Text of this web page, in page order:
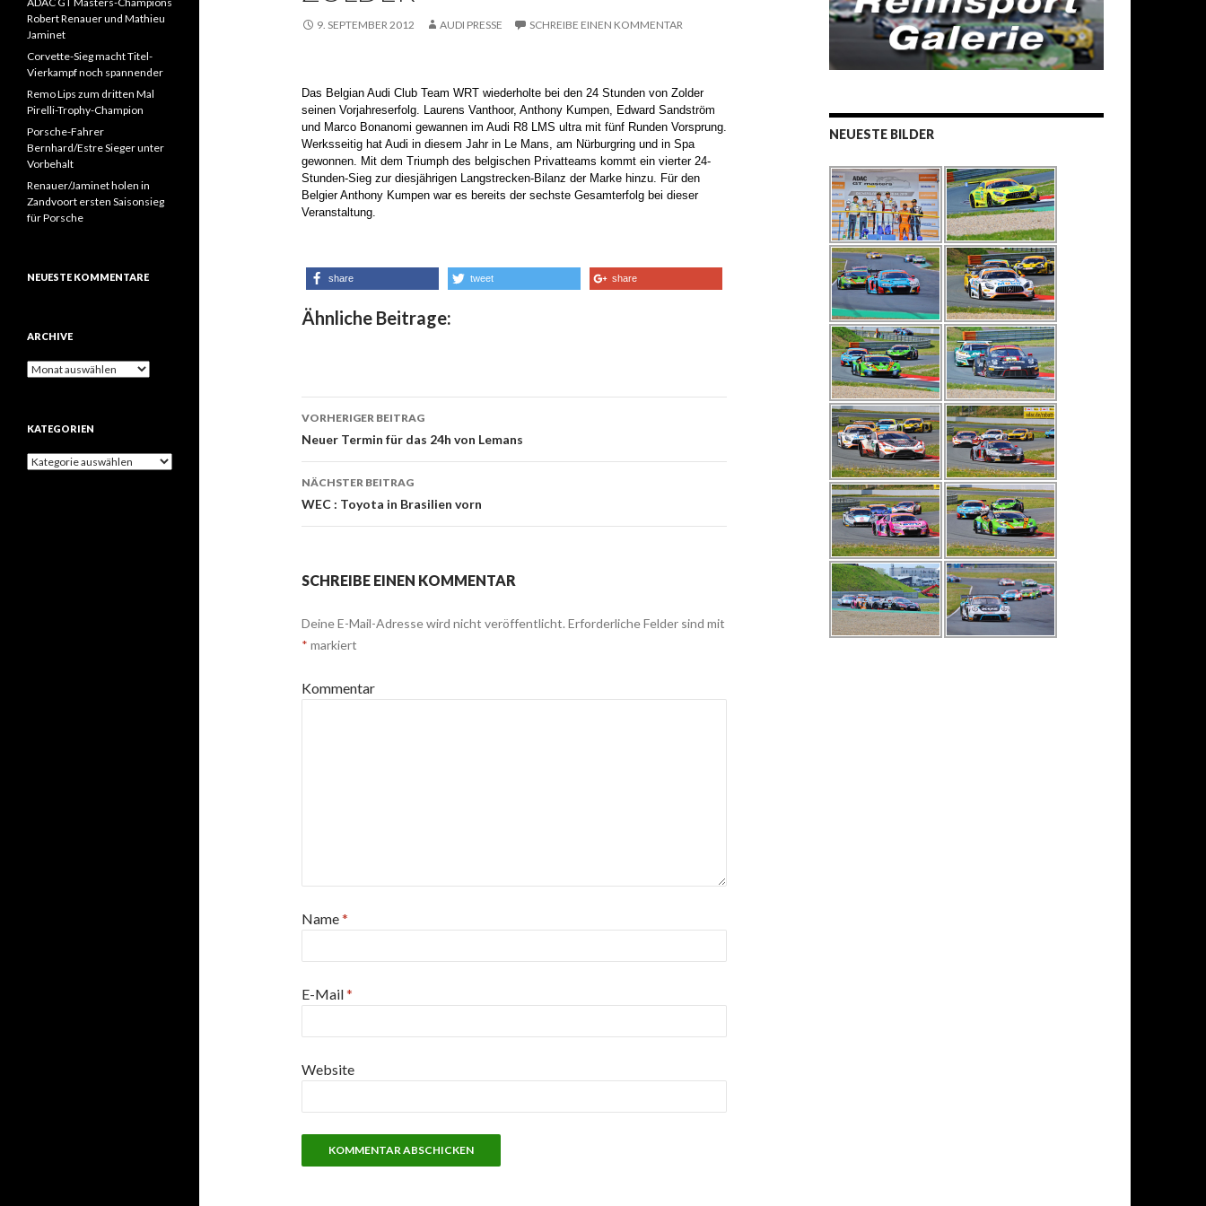
9. SEPTEMBER 2012 AUDI PRESSE SCHREIBE EINEN KOMMENTAR
Das Belgian Audi Club Team WRT wiederholte bei den 24 Stunden von Zolder
seinen Vorjahreserfolg. Laurens Vanthoor, Anthony Kumpen, Edward Sandström
und Marco Bonanomi gewannen im Audi R8 LMS ultra mit fünf Runden Vorsprung.
Werksseitig hat Audi in diesem Jahr in Le Mans, am Nürburgring und in Spa
gewonnen. Mit dem Triumph des belgischen Privatteams kommt ein vierter 24-
Stunden-Sieg zur diesjährigen Langstrecken-Bilanz der Marke hinzu. Für den
Belgier Anthony Kumpen war es bereits der sechste Gesamterfolg bei dieser
Veranstaltung.
share tweet share
Ähnliche Beitrage:
Beitrags-
Navigation
VORHERIGER BEITRAG
Neuer Termin für das 24h von Lemans
NÄCHSTER BEITRAG
WEC : Toyota in Brasilien vorn
SCHREIBE EINEN KOMMENTAR
Deine E-Mail-Adresse wird nicht veröffentlicht. Erforderliche Felder sind mit
* markiert
Kommentar
Name*
E-Mail*
Website
NEUESTE BILDER
Robert Renauer und Mathieu
Jaminet
Corvette-Sieg macht Titel-
Vierkampf noch spannender
Remo Lips zum dritten Mal
Pirelli-Trophy-Champion
Porsche-Fahrer
Bernhard/Estre Sieger unter
Vorbehalt
Renauer/Jaminet holen in
Zandvoort ersten Saisonsieg
für Porsche
NEUESTE KOMMENTARE
ARCHIVE
A
i
e
KATEGORIEN
K